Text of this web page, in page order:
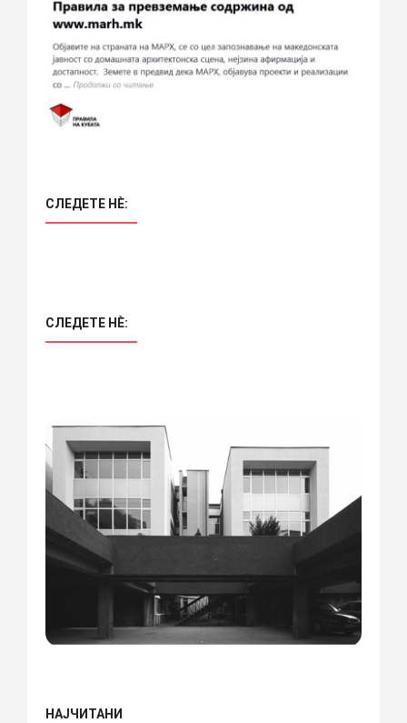
СЛЕДЕТЕ НÈ:
СЛЕДЕТЕ НÈ:
НАЈЧИТАНИ